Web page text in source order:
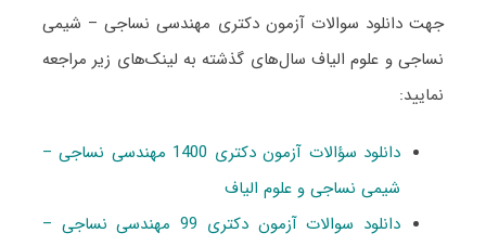
جهت دانلود سوالات آزمون دکتری مهندسی نساجی – شیمی
نساجی و علوم الیاف سال‌های گذشته به لینک‌های زیر مراجعه
نمایید:
دانلود سؤالات آزمون دکتری 1400 مهندسی نساجی –
شیمی نساجی و علوم الیاف
دانلود سوالات آزمون دکتری 99 مهندسی نساجی –